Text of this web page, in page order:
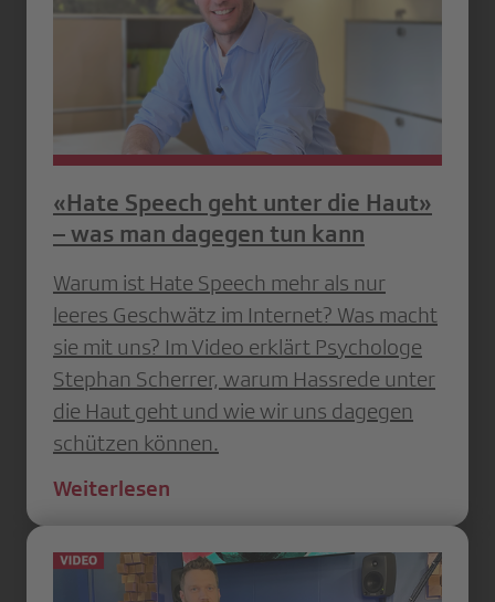
«Hate Speech geht unter die Haut»
– was man dagegen tun kann
Warum ist Hate Speech mehr als nur
leeres Geschwätz im Internet? Was macht
sie mit uns? Im Video erklärt Psychologe
Stephan Scherrer, warum Hassrede unter
die Haut geht und wie wir uns dagegen
schützen können.
Weiterlesen